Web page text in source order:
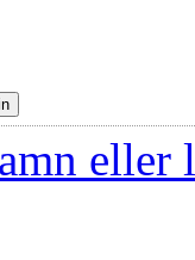
eller